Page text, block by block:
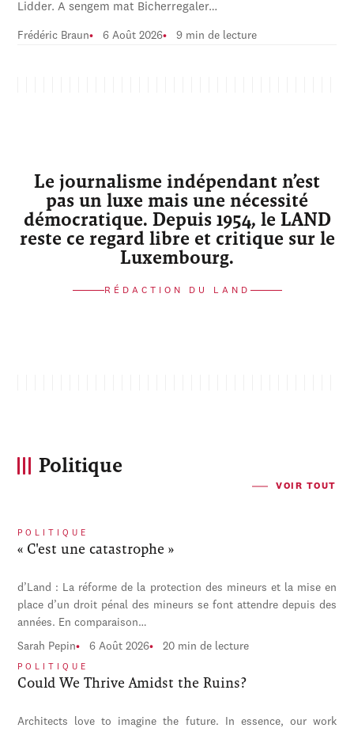
Lidder. A sengem mat Bicherregaler…
Frédéric Braun 6 Août 2026 9 min de lecture
Le journalisme indépendant n’est
pas un luxe mais une nécessité
démocratique. Depuis 1954, le LAND
reste ce regard libre et critique sur le
Luxembourg.
RÉDACTION DU LAND
Politique
VOIR TOUT
POLITIQUE
« C'est une catastrophe »
d’Land : La réforme de la protection des mineurs et la mise en
place d’un droit pénal des mineurs se font attendre depuis des
années. En comparaison…
Sarah Pepin 6 Août 2026 20 min de lecture
POLITIQUE
Could We Thrive Amidst the Ruins?
Architects love to imagine the future. In essence, our work